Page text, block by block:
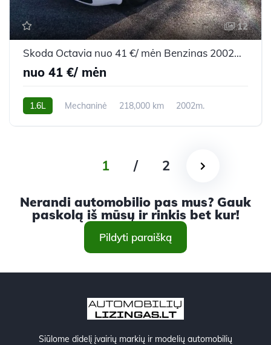
12
Skoda Octavia nuo 41 €/ mėn Benzinas 2002m. Universalas Mechaninė
nuo 41 €/ mėn
1.6L Mechaninė 218,000 km 2002m.
1 / 2
Nerandi automobilio pas mus? Gauk
paskolą iš mūsų ir rinkis bet kur!
Pildyti paraišką
Siūlome didelį įvairių markių ir modelių automobilių